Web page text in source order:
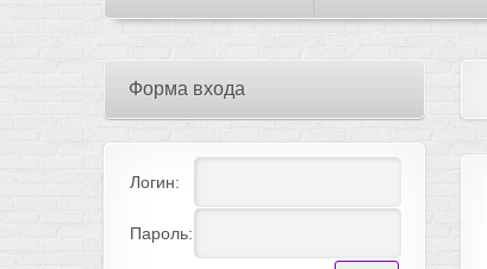
Форма входа
Логин:
Пароль: